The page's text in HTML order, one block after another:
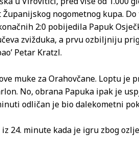
nogometnog kupa.
2:0 pobijedila Papuk
zvižduka, a prvu ozbiljniju
Petar Kratzl.
muke za Orahovčane. Loptu je
No, obrana Papuka ipak je
odličan je bio dalekometni
24. minute kada je igru zbog